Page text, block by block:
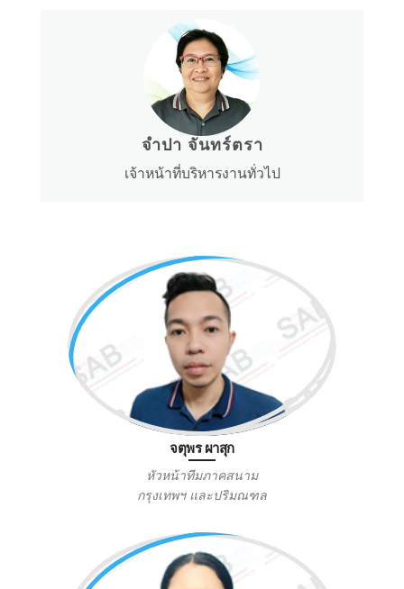
จำปา จันทร์ตรา
เจ้าหน้าที่บริหารงานทั่วไป
จตุพร ผาสุก
หัวหน้าทีมภาคสนาม
กรุงเทพฯ และปริมณฑล